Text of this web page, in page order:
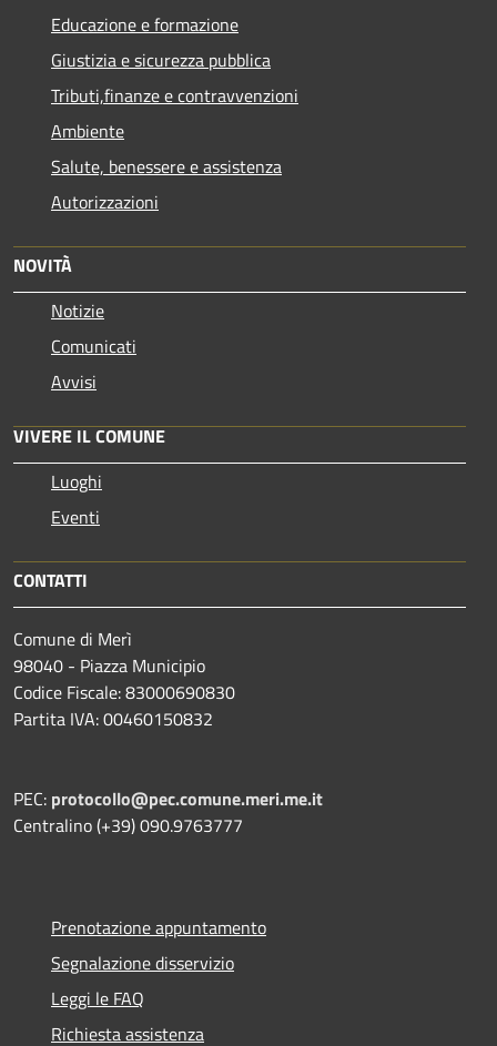
Educazione e formazione
Giustizia e sicurezza pubblica
Tributi,finanze e contravvenzioni
Ambiente
Salute, benessere e assistenza
Autorizzazioni
NOVITÀ
Notizie
Comunicati
Avvisi
VIVERE IL COMUNE
Luoghi
Eventi
CONTATTI
Comune di Merì
98040 - Piazza Municipio
Codice Fiscale: 83000690830
Partita IVA: 00460150832
PEC: protocollo@pec.comune.meri.me.it
Centralino (+39) 090.9763777
Prenotazione appuntamento
Segnalazione disservizio
Leggi le FAQ
Richiesta assistenza